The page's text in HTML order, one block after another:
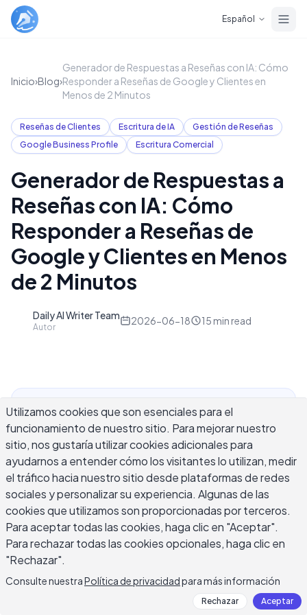
Español
Inicio›Blog›
Generador de Respuestas a Reseñas con IA: Cómo
Responder a Reseñas de Google y Clientes en
Menos de 2 Minutos
Reseñas de Clientes Escritura de IA
Gestión de Reseñas
Google Business Profile
Escritura Comercial
Generador de Respuestas a
Reseñas con IA: Cómo
Responder a Reseñas de
Google y Clientes en Menos
de 2 Minutos
Daily AI Writer Team
Autor
2026-06-18 15 min read
Responder a las reseñas de clientes requiere
tiempo real, y la mayoría de los propietarios de
negocios se quedan atrás dentro de semanas
después de abrir su perfil de Google Business
Profile. Un generador de respuestas a reseñas de
IA reduce cada respuesta de dos a cinco minutos
a menos de treinta segundos leyendo la reseña
específica que recibiste y produciendo un
borrador personalizado en lugar de una plantilla
genérica. Esta guía te muestra cómo usar uno de
manera efectiva: qué incluir en tus indicaciones,
cómo manejar reseñas de Google para
Utilizamos cookies que son esenciales para el
funcionamiento de nuestro sitio. Para mejorar nuestro
sitio, nos gustaría utilizar cookies adicionales para
ayudarnos a entender cómo los visitantes lo utilizan, medir
el tráfico hacia nuestro sitio desde plataformas de redes
sociales y personalizar su experiencia. Algunas de las
cookies que utilizamos son proporcionadas por terceros.
Para aceptar todas las cookies, haga clic en "Aceptar".
Para rechazar todas las cookies opcionales, haga clic en
"Rechazar".
Consulte nuestraPolítica de privacidadpara más información
Rechazar Aceptar